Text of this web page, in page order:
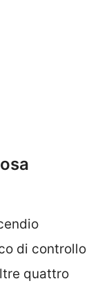
di controllo
quattro